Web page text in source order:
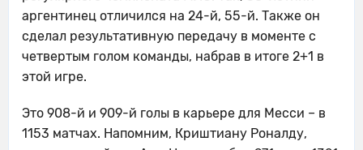
аргентинец отличился на 24-й, 55-й. Также он
сделал результативную передачу в моменте с
четвертым голом команды, набрав в итоге 2+1 в
этой игре.
Это 908-й и 909-й голы в карьере для Месси – в
1153 матчах. Напомним, Криштиану Роналду,